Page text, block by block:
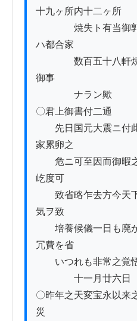
十九ヶ所内十二ヶ所
焼失ト有当御郭
ハ都合家
数百五十八軒焼失
御事
ナラン歟
〇君上御書付二通
先日国元大震ニ付此
家累卵之
危ニ可至因而御暇之
屹度可
致省略乍去方今天
気ヲ致
培養候儀一日も廃
冗費を省
いつれも非常之覚
十一月廿六日
〇昨年之天変宝永以来
災